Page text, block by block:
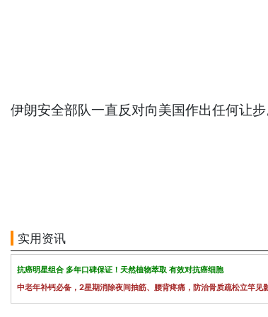
伊朗安全部队一直反对向美国作出任何让
实用资讯
抗癌明星组合 多年口碑保证！天然植物萃取 有效对抗癌细胞
中老年补钙必备，2星期消除夜间抽筋、腰背疼痛，防治骨质疏松立竿见